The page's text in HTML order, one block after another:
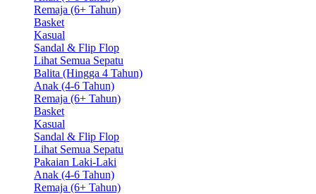
Remaja (6+ Tahun)
Basket
Kasual
Sandal & Flip Flop
Lihat Semua Sepatu
Balita (Hingga 4 Tahun)
Anak (4-6 Tahun)
Remaja (6+ Tahun)
Basket
Kasual
Sandal & Flip Flop
Lihat Semua Sepatu
Pakaian Laki-Laki
Anak (4-6 Tahun)
Remaja (6+ Tahun)